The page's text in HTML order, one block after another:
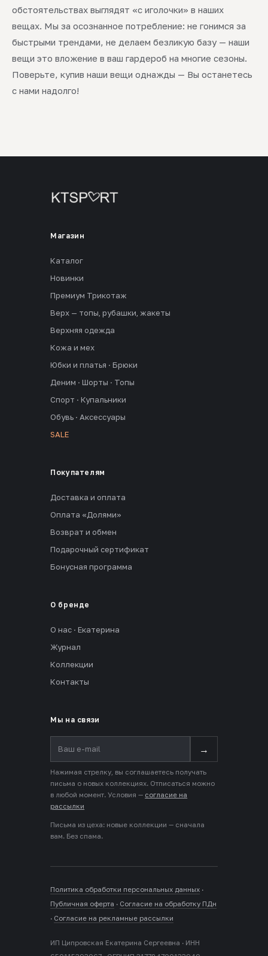
обстоятельствах выглядят «с иголочки» в наших
вещах. Мы за осознанное потребление: не гонимся за
быстрыми трендами, не делаем безликую базу — наши
вещи это вложение в ваш гардероб на многие сезоны.
Поверьте, купив наши вещи однажды — Вы останетесь
с нами надолго!
Магазин
Каталог
Новинки
Премиум Трикотаж
Верх — топы, рубашки, жакеты
Верхняя одежда
Кожа и мех
Юбки и платья · Брюки
Деним · Шорты · Топы
Спорт · Купальники
Обувь · Аксессуары
SALE
Покупателям
Доставка и оплата
Оплата «Долями»
Возврат и обмен
Подарочный сертификат
Бонусная программа
О бренде
О нас · Екатерина
Журнал
Коллекции
Контакты
Мы на связи
→
Нажимая стрелку, вы соглашаетесь получать
письма о новых коллекциях. Отписаться можно
в любой момент. Условия — согласие на
рассылки
Письма из цеха: новые коллекции — сначала
вам. Без спама.
Политика обработки персональных данных ·
Публичная оферта · Согласие на обработку ПДн
· Согласие на рекламные рассылки
ИП Ципровская Екатерина Сергеевна · ИНН